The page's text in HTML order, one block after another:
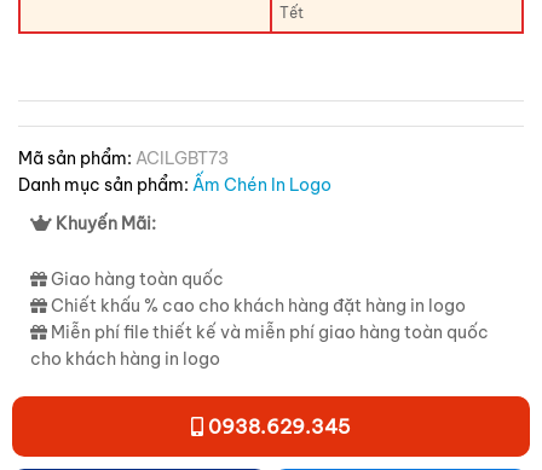
Tết
Mã sản phẩm: ACILGBT73
Danh mục sản phẩm: Ấm Chén In Logo
Khuyến Mãi:
Giao hàng toàn quốc
Chiết khấu % cao cho khách hàng đặt hàng in logo
Miễn phí file thiết kế và miễn phí giao hàng toàn quốc
cho khách hàng in logo
0938.629.345